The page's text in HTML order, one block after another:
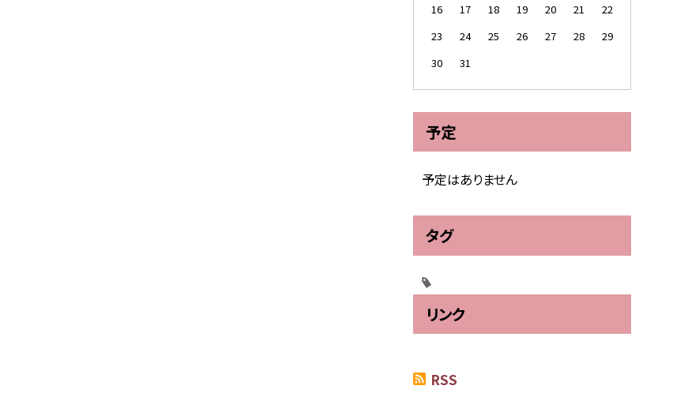
16
17 18 19 20 21
22
23
24 25 26 27 28
29
30
31
予定
予定はありません
タグ
リンク
RSS